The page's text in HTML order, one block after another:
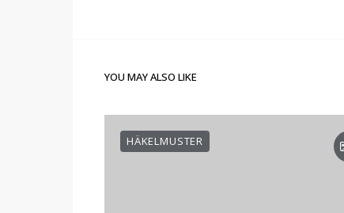
YOU MAY ALSO LIKE
HÄKELMUSTER